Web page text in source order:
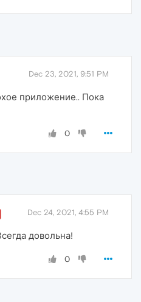
Dec 23, 2021, 9:51 PM
приложение.. Пока
0
Dec 24, 2021, 4:55 PM
довольна!
0